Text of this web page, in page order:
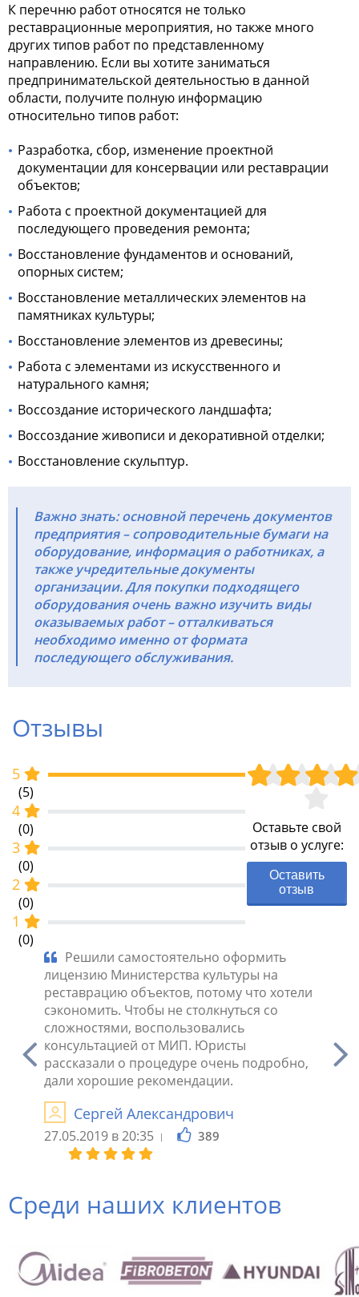
К перечню работ относятся не только
реставрационные мероприятия, но также много
других типов работ по представленному
направлению. Если вы хотите заниматься
предпринимательской деятельностью в данной
области, получите полную информацию
относительно типов работ:
Разработка, сбор, изменение проектной
документации для консервации или реставрации
объектов;
Работа с проектной документацией для
последующего проведения ремонта;
Восстановление фундаментов и оснований,
опорных систем;
Восстановление металлических элементов на
памятниках культуры;
Восстановление элементов из древесины;
Работа с элементами из искусственного и
натурального камня;
Воссоздание исторического ландшафта;
Воссоздание живописи и декоративной отделки;
Восстановление скульптур.
Важно знать: основной перечень документов
предприятия – сопроводительные бумаги на
оборудование, информация о работниках, а
также учредительные документы
организации. Для покупки подходящего
оборудования очень важно изучить виды
оказываемых работ – отталкиваться
необходимо именно от формата
последующего обслуживания.
Отзывы
5
(5)
4
(0)
3
(0)
2
(0)
1
(0)
Оставьте свой
отзыв о услуге:
Оставить
отзыв
на
Решили самостоятельно оформить
лицензию Министерства культуры на
реставрацию объектов, потому что хотели
сэкономить. Чтобы не столкнуться со
сложностями, воспользовались
консультацией от МИП. Юристы
рассказали о процедуре очень подробно,
дали хорошие рекомендации.
Сергей Александрович
27.05.2019 в 20:35 389
Среди наших клиентов